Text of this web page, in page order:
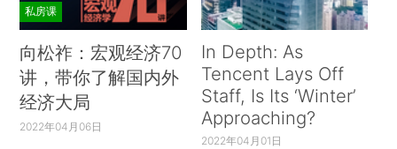
私房课
向松祚：宏观经济70
讲，带你了解国内外
经济大局
2022年04月06日
In Depth: As
Tencent Lays Off
Staff, Is Its ‘Winter’
Approaching?
2022年04月01日